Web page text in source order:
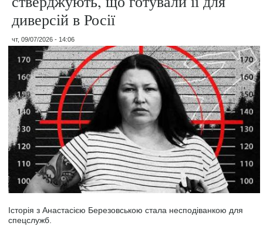
диверсій в Росії
чт, 09/07/2026 - 14:06
Історія з Анастасією Березовською стала несподіванкою для
спецслужб.